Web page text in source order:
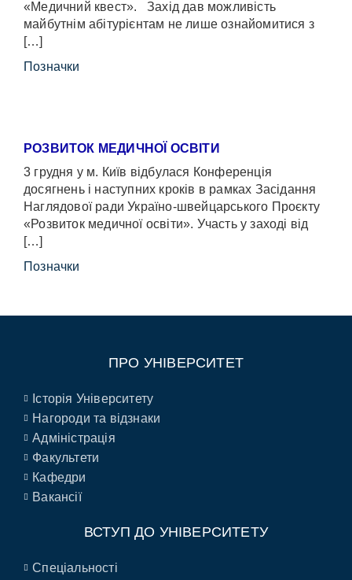
«Медичний квест». Захід дав можливість
майбутнім абітурієнтам не лише ознайомитися з
[…]
Позначки
РОЗВИТОК МЕДИЧНОЇ ОСВІТИ
3 грудня у м. Київ відбулася Конференція
досягнень і наступних кроків в рамках Засідання
Наглядової ради Україно-швейцарського Проєкту
«Розвиток медичної освіти». Участь у заході від
[…]
Позначки
ПРО УНІВЕРСИТЕТ
Історія Університету
Нагороди та відзнаки
Адміністрація
Факультети
Кафедри
Вакансії
ВСТУП ДО УНІВЕРСИТЕТУ
Спеціальності